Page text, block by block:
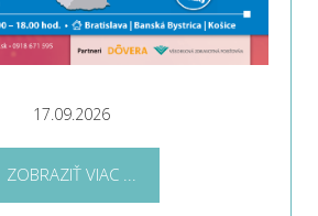
17.09.2026
ZOBRAZIŤ VIAC ...